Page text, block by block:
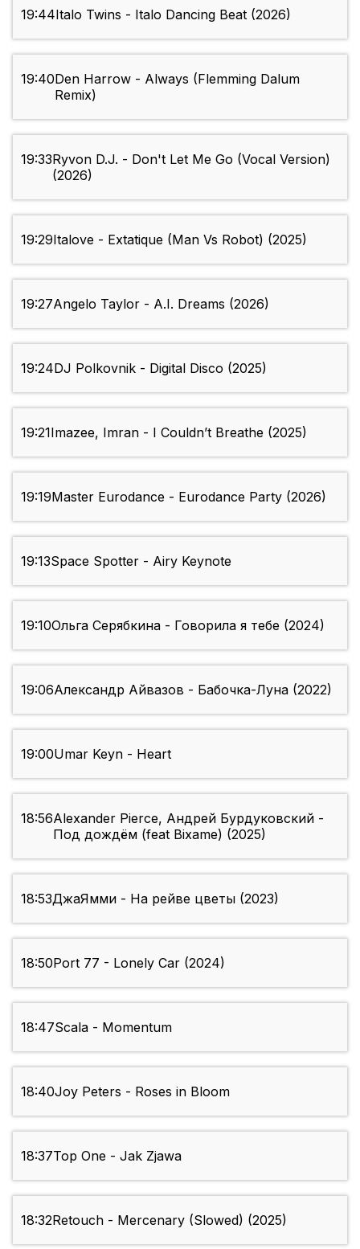
19:44Italo Twins - Italo Dancing Beat (2026)
19:40Den Harrow - Always (Flemming Dalum
Remix)
19:33Ryvon D.J. - Don't Let Me Go (Vocal Version)
(2026)
19:29Italove - Extatique (Man Vs Robot) (2025)
19:27Angelo Taylor - A.I. Dreams (2026)
19:24DJ Polkovnik - Digital Disco (2025)
19:21Imazee, Imran - I Couldn’t Breathe (2025)
19:19Master Eurodance - Eurodance Party (2026)
19:13Space Spotter - Airy Keynote
19:10Ольга Серябкина - Говорила я тебе (2024)
19:06Александр Айвазов - Бабочка-Луна (2022)
19:00Umar Keyn - Heart
18:56Alexander Pierce, Андрей Бурдуковский -
Под дождём (feat Bixame) (2025)
18:53ДжаЯмми - На рейве цветы (2023)
18:50Port 77 - Lonely Car (2024)
18:47Scala - Momentum
18:40Joy Peters - Roses in Bloom
18:37Top One - Jak Zjawa
18:32Retouch - Mercenary (Slowed) (2025)